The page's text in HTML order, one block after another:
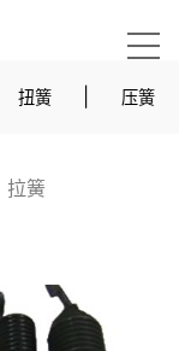
扭簧 压簧
拉簧